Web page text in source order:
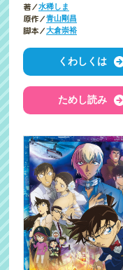
著／水稀しま
原作／青山剛昌
脚本／大倉崇裕
くわしくは
ためし読み